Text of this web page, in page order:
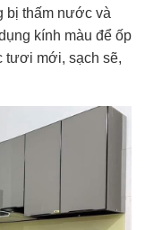
bị thấm nước và
kính màu để ốp
tươi mới, sạch sẽ,